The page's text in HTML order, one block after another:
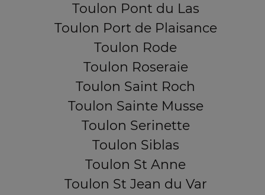
Toulon Pont du Las
Toulon Port de Plaisance
Toulon Rode
Toulon Roseraie
Toulon Saint Roch
Toulon Sainte Musse
Toulon Serinette
Toulon Siblas
Toulon St Anne
Toulon St Jean du Var